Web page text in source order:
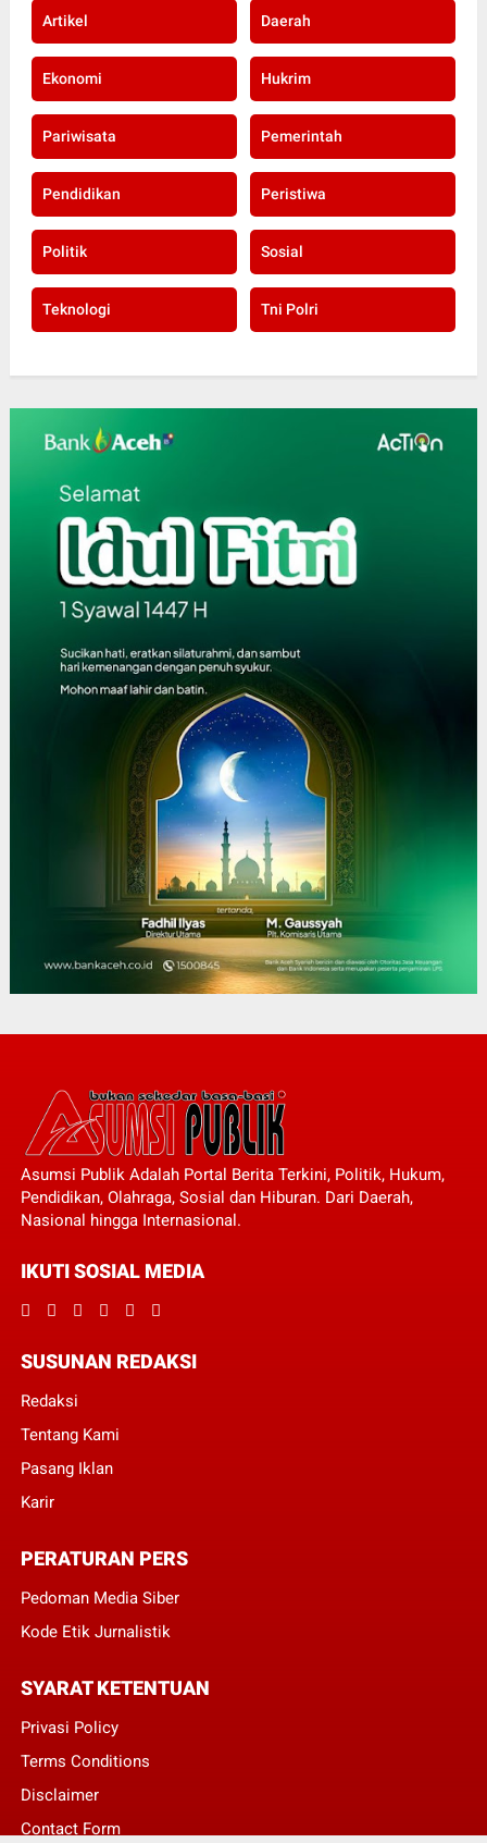
Artikel Daerah
Ekonomi Hukrim
Pariwisata Pemerintah
Pendidikan Peristiwa
Politik Sosial
Teknologi Tni Polri
Asumsi Publik Adalah Portal Berita Terkini, Politik, Hukum,
Pendidikan, Olahraga, Sosial dan Hiburan. Dari Daerah,
Nasional hingga Internasional.
IKUTI SOSIAL MEDIA
SUSUNAN REDAKSI
Redaksi
Tentang Kami
Pasang Iklan
Karir
PERATURAN PERS
Pedoman Media Siber
Kode Etik Jurnalistik
SYARAT KETENTUAN
Privasi Policy
Terms Conditions
Disclaimer
Contact Form